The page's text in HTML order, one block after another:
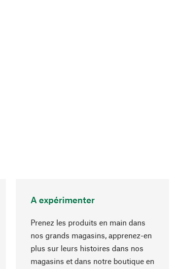
A expérimenter
Prenez les produits en main dans
nos grands magasins, apprenez-en
plus sur leurs histoires dans nos
magasins et dans notre boutique en